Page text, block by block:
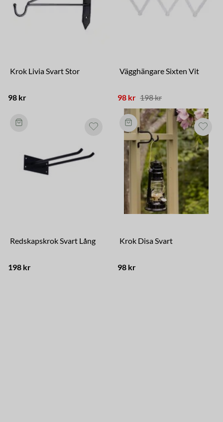
Krok Livia Svart Stor
98 kr
Vägghängare Sixten Vit
98 kr 198 kr
Redskapskrok Svart Lång
198 kr
Krok Disa Svart
98 kr